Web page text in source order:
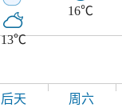
13℃
16℃
后天 周六